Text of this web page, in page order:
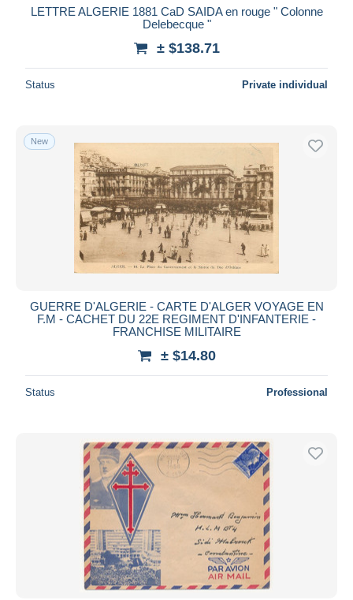
LETTRE ALGERIE 1881 CaD SAIDA en rouge " Colonne
Delebecque "
± $138.71
Status Private individual
New
GUERRE D'ALGERIE - CARTE D'ALGER VOYAGE EN
F.M - CACHET DU 22E REGIMENT D'INFANTERIE -
FRANCHISE MILITAIRE
± $14.80
Status Professional